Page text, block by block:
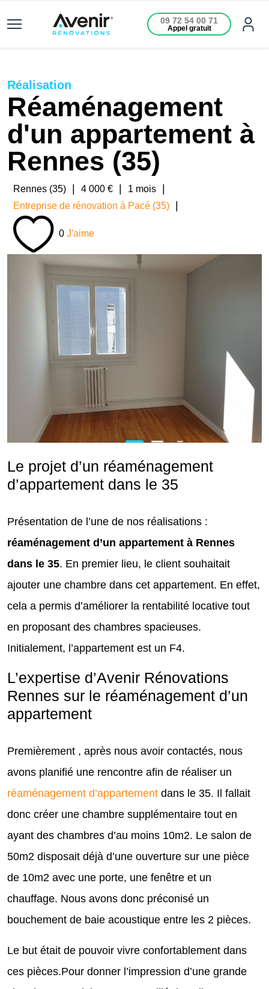
09 72 54 00 71
Appel gratuit
Réalisation
Réaménagement
d'un appartement à
Rennes (35)
Rennes (35) 4 000 € 1 mois
Entreprise de rénovation à Pacé (35)
0 J'aime
Le projet d’un réaménagement
d’appartement dans le 35
Présentation de l’une de nos réalisations :
réaménagement d’un appartement à Rennes
dans le 35. En premier lieu, le client souhaitait
ajouter une chambre dans cet appartement. En effet,
cela a permis d’améliorer la rentabilité locative tout
en proposant des chambres spacieuses.
Initialement, l’appartement est un F4.
L’expertise d’Avenir Rénovations
Rennes sur le réaménagement d’un
appartement
Premièrement , après nous avoir contactés, nous
avons planifié une rencontre afin de réaliser un
réaménagement d’appartement dans le 35. Il fallait
donc créer une chambre supplémentaire tout en
ayant des chambres d’au moins 10m2. Le salon de
50m2 disposait déjà d’une ouverture sur une pièce
de 10m2 avec une porte, une fenêtre et un
chauffage. Nous avons donc préconisé un
bouchement de baie acoustique entre les 2 pièces.
Le but était de pouvoir vivre confortablement dans
ces pièces.Pour donner l’impression d’une grande